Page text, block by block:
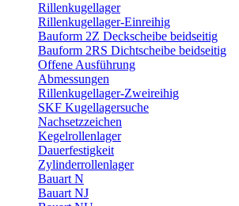
Rillenkugellager
Rillenkugellager-Einreihig
Bauform 2Z Deckscheibe beidseitig
Bauform 2RS Dichtscheibe beidseitig
Offene Ausführung
Abmessungen
Rillenkugellager-Zweireihig
SKF Kugellagersuche
Nachsetzzeichen
Kegelrollenlager
Dauerfestigkeit
Zylinderrollenlager
Bauart N
Bauart NJ